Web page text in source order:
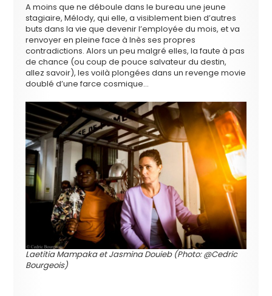
A moins que ne déboule dans le bureau une jeune
stagiaire, Mélody, qui elle, a visiblement bien d’autres
buts dans la vie que devenir l’employée du mois, et va
renvoyer en pleine face à Inès ses propres
contradictions. Alors un peu malgré elles, la faute à pas
de chance (ou coup de pouce salvateur du destin,
allez savoir), les voilà plongées dans un revenge movie
doublé d’une farce cosmique…
Laetitia Mampaka et Jasmina Douieb (Photo: @Cedric
Bourgeois)